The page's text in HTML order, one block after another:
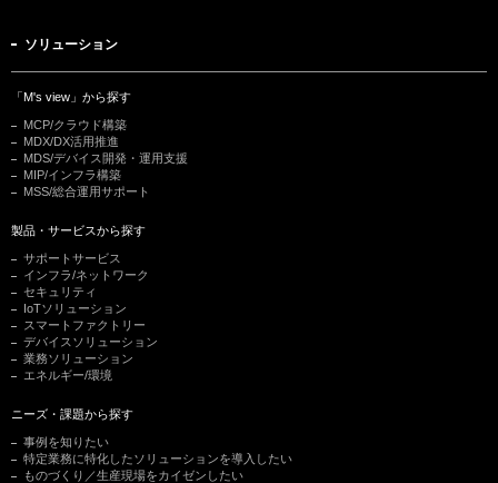
ソリューション
「M's view」から探す
MCP/クラウド構築
MDX/DX活用推進
MDS/デバイス開発・運用支援
MIP/インフラ構築
MSS/総合運用サポート
製品・サービスから探す
サポートサービス
インフラ/ネットワーク
セキュリティ
IoTソリューション
スマートファクトリー
デバイスソリューション
業務ソリューション
エネルギー/環境
ニーズ・課題から探す
事例を知りたい
特定業務に特化したソリューションを導入したい
ものづくり／生産現場をカイゼンしたい